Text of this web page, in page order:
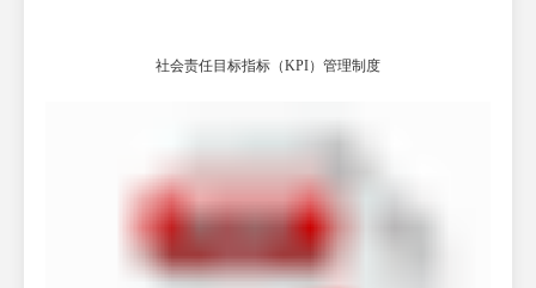
社会责任目标指标（KPI）管理制度